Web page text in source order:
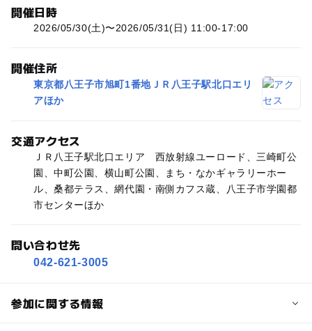
開催日時
2026/05/30(土)〜2026/05/31(日) 11:00-17:00
開催住所
東京都八王子市旭町1番地ＪＲ八王子駅北口エリ
アほか
交通アクセス
ＪＲ八王子駅北口エリア 西放射線ユーロード、三崎町公
園、中町公園、横山町公園、まち・なかギャラリーホー
ル、桑都テラス、網代園・南側カフス蔵、八王子市学園都
市センターほか
問い合わせ先
042-621-3005
参加に関する情報